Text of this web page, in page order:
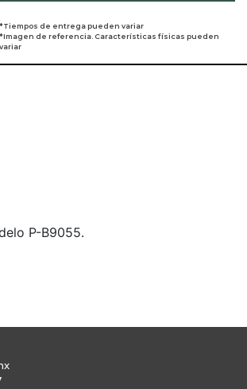
*Tiempos de entrega pueden variar
*Imagen de referencia. Características físicas pueden
variar
P-B9055.